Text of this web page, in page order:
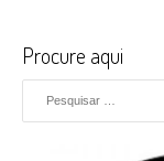
Procure aqui